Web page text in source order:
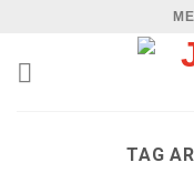
content
TAG